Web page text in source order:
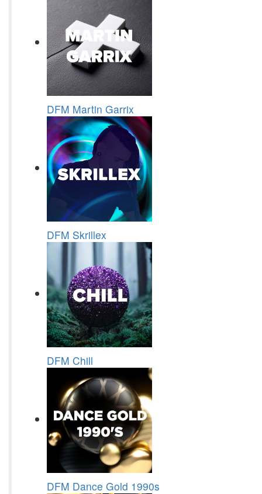
DFM Martin Garrix
DFM Skrillex
DFM Chill
DFM Dance Gold 1990s